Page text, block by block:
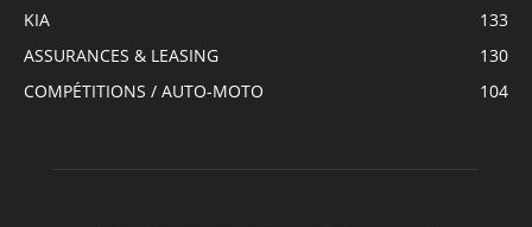
KIA
133
ASSURANCES & LEASING
130
COMPÉTITIONS / AUTO-MOTO
104